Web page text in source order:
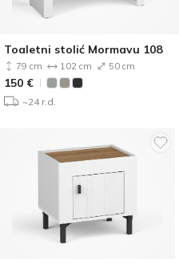
Toaletni stolić Mormavu 108
79 cm 102 cm 50 cm
150 €
~24 r.d.